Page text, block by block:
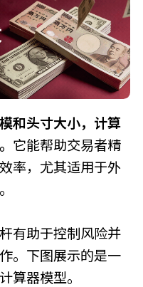
和头寸大小，计算
它能帮助交易者精
率，尤其适用于外
有助于控制风险并
。下图展示的是一
算器模型。